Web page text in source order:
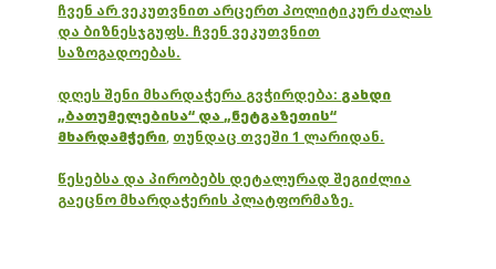
ჩვენ არ ვეკუთვნით არცერთ პოლიტიკურ ძალას
და ბიზნესჯგუფს. ჩვენ ვეკუთვნით
საზოგადოებას.
დღეს შენი მხარდაჭერა გვჭირდება: გახდი
„ბათუმელებისა“ და „ნეტგაზეთის“
მხარდამჭერი, თუნდაც თვეში 1 ლარიდან.
წესებსა და პირობებს დეტალურად შეგიძლია
გაეცნო მხარდაჭერის პლატფორმაზე.